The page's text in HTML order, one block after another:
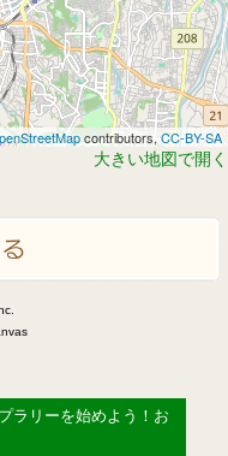
contributors, CC-BY-SA
大きい地図で開く
ラリーを始めよう！お